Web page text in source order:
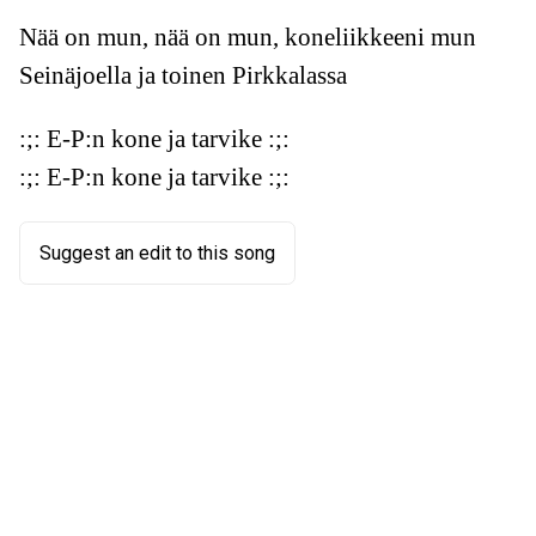
Nää on mun, nää on mun, koneliikkeeni mun
Seinäjoella ja toinen Pirkkalassa
:;: E-P:n kone ja tarvike :;:
:;: E-P:n kone ja tarvike :;:
Suggest an edit to this song